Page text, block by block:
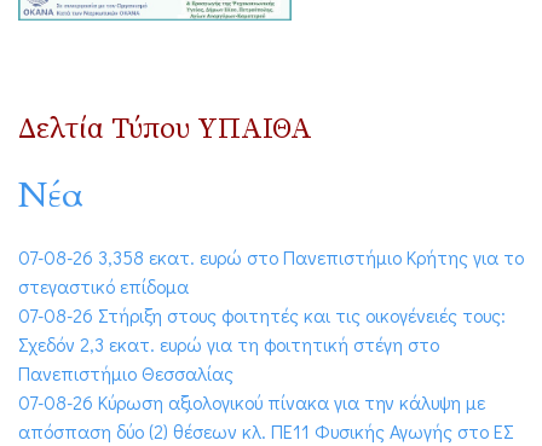
Δελτία Τύπου ΥΠΑΙΘΑ
Νέα
07-08-26 3,358 εκατ. ευρώ στο Πανεπιστήμιο Κρήτης για το
στεγαστικό επίδομα
07-08-26 Στήριξη στους φοιτητές και τις οικογένειές τους:
Σχεδόν 2,3 εκατ. ευρώ για τη φοιτητική στέγη στο
Πανεπιστήμιο Θεσσαλίας
07-08-26 Κύρωση αξιολογικού πίνακα για την κάλυψη με
απόσπαση δύο (2) θέσεων κλ. ΠΕ11 Φυσικής Αγωγής στο ΕΣ